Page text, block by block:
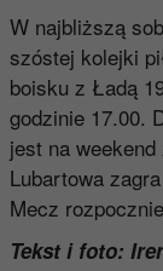
W najbliższą
szóstej kolejki
boisku z Ładą
godzinie 17.00.
jest na
Lubartowa
Mecz
Tekst i foto: